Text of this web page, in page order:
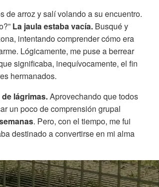
de arroz y salí volando a su encuentro.
La jaula estaba vacía. Busqué y
intentando comprender cómo era
Lógicamente, me puse a berrear
significaba, inequívocamente, el fin
hermanados.
lágrimas.Aprovechando que todos
un poco de comprensión grupal
. Pero, con el tiempo, me fui
destinado a convertirse en mi alma